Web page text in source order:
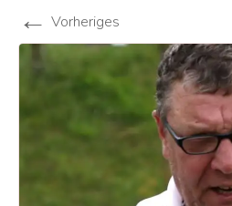
← Vorheriges